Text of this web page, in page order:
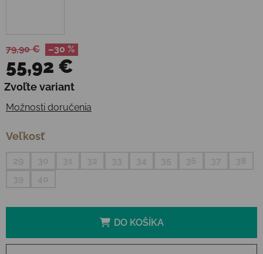
79,90 € –30 %
55,92 €
Jednotková cena:
Zvoľte variant
Možnosti doručenia
Veľkosť
DO KOŠÍKA